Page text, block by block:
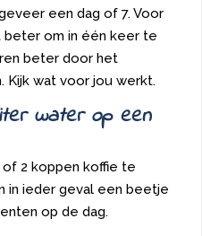
een dag of 7. Voor
om in één keer te
beter door het
Kijk wat voor jou werkt.
water op een
2 koppen koffie te
in ieder geval een beetje
op de dag.